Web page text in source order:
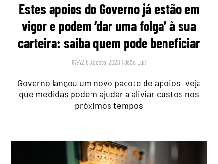
Estes apoios do Governo já estão em
vigor e podem ‘dar uma folga’ à sua
carteira: saiba quem pode beneficiar
07:42 8 Agosto, 2026 |João Luís
Governo lançou um novo pacote de apoios: veja
que medidas podem ajudar a aliviar custos nos
próximos tempos